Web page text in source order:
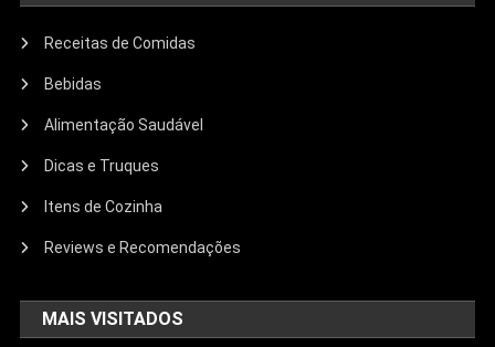
Receitas de Comidas
Bebidas
Alimentação Saudável
Dicas e Truques
Itens de Cozinha
Reviews e Recomendações
MAIS VISITADOS